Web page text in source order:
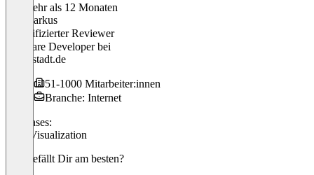
Vor mehr als 12 Monaten
Jan-Markus
Verifizierter Reviewer
Software Developerbei
meinestadt.de
51-1000 Mitarbeiter:innen
Branche: Internet
Use cases:
Data Visualization
Was gefällt Dir am besten?